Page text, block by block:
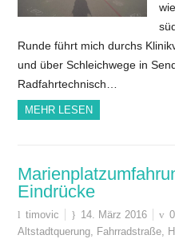
Runde führt mich durchs
und über Schleichwege in
Radfahrtechnisch…
MEHR LESEN
Eindrücke
timovic 14. März 2016 0
Altstadtquerung, Fahrradstraße,